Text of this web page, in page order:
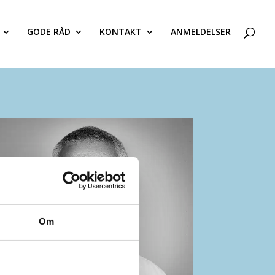
Om
GODE RÅD KONTAKT ANMELDELSER